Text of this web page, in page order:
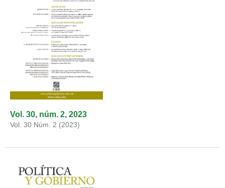
Vol. 30, núm. 2, 2023
Vol. 30 Núm. 2 (2023)